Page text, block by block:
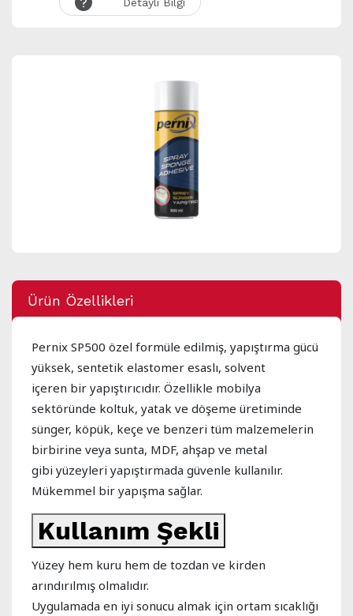
Ürün Özellikleri
Pernix SP500 özel formüle edilmiş, yapıştırma gücü
yüksek, sentetik elastomer esaslı, solvent
içeren bir yapıştırıcıdır. Özellikle mobilya
sektöründe koltuk, yatak ve döşeme üretiminde
sünger, köpük, keçe ve benzeri tüm malzemelerin
birbirine veya sunta, MDF, ahşap ve metal
gibi yüzeyleri yapıştırmada güvenle kullanılır.
Mükemmel bir yapışma sağlar.
Kullanım Şekli
Yüzey hem kuru hem de tozdan ve kirden
arındırılmış olmalıdır.
Uygulamada en iyi sonucu almak için ortam sıcaklığı